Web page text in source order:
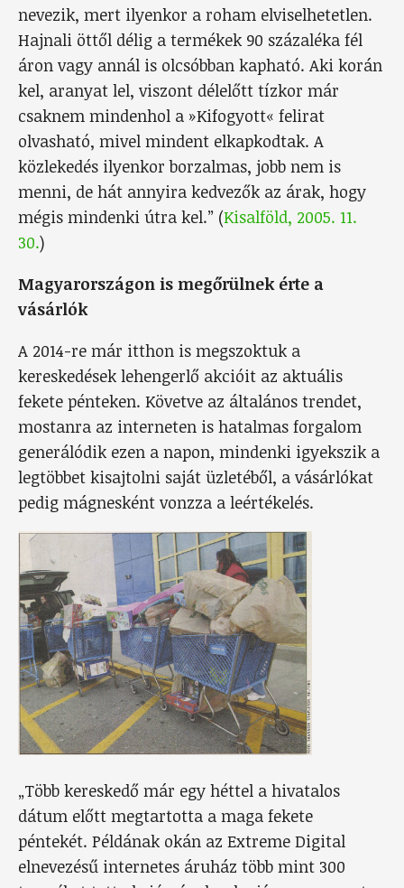
nevezik, mert ilyenkor a roham elviselhetetlen.
Hajnali öttől délig a termékek 90 százaléka fél
áron vagy annál is olcsóbban kapható. Aki korán
kel, aranyat lel, viszont délelőtt tízkor már
csaknem mindenhol a »Kifogyott« felirat
olvasható, mivel mindent elkapkodtak. A
közlekedés ilyenkor borzalmas, jobb nem is
menni, de hát annyira kedvezők az árak, hogy
mégis mindenki útra kel.” (Kisalföld, 2005. 11.
30.)
Magyarországon is megőrülnek érte a
vásárlók
A 2014-re már itthon is megszoktuk a
kereskedések lehengerlő akcióit az aktuális
fekete pénteken. Követve az általános trendet,
mostanra az interneten is hatalmas forgalom
generálódik ezen a napon, mindenki igyekszik a
legtöbbet kisajtolni saját üzletéből, a vásárlókat
pedig mágnesként vonzza a leértékelés.
„Több kereskedő már egy héttel a hivatalos
dátum előtt megtartotta a maga fekete
péntekét. Példának okán az Extreme Digital
elnevezésű internetes áruház több mint 300